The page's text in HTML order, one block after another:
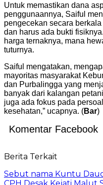
Untuk memastikan dana
penggunaannya, Saiful
pengecekan secara
dan harus ada bukti
harga ternaknya, mana
tuturnya.
Saiful mengatakan,
mayoritas masyarakat
dan Purbalingga yang
banyak dari kalangan
juga ada fokus pada
kesehatan,” ucapnya. (Bar)
Komentar Facebook
Berita Terkait
Sebut nama Kuntu